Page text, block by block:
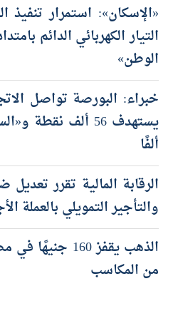
«الإسكان»: استمرار تنفيذ
التيار الكهربائي الدائم
الوطن»
ألفًا
الرقابة المالية تقرر
والتأجير التمويلي بالعملة
الذهب يقفز
من المكاسب